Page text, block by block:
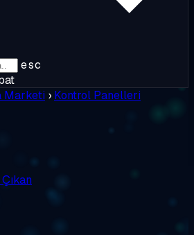
esc
Marketi › Kontrol Panelleri